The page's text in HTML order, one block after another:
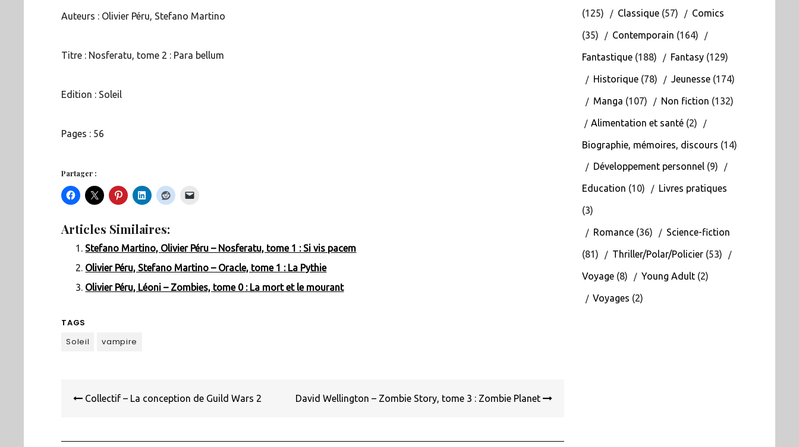
Auteurs : Olivier Péru, Stefano Martino
Titre : Nosferatu, tome 2 : Para bellum
Edition : Soleil
Pages : 56
Partager :
Articles Similaires:
Stefano Martino, Olivier Péru – Nosferatu, tome 1 : Si vis pacem
Olivier Péru, Stefano Martino – Oracle, tome 1 : La Pythie
Olivier Péru, Léoni – Zombies, tome 0 : La mort et le mourant
TAGS
Soleil
vampire
de
Collectif – La conception de Guild Wars 2 David Wellington – Zombie Story, tome 3 : Zombie Planet
(125) Classique(57) Comics
(35) Contemporain (164)
Fantastique(188) Fantasy(129)
Historique(78) Jeunesse(174)
Manga (107) Non fiction (132)
Alimentation et santé(2)
Biographie, mémoires, discours (14)
Développement personnel(9)
Education (10) Livres pratiques
(3)
Romance(36) Science-fiction
(81) Thriller/Polar/Policier(53)
Voyage(8) Young Adult(2)
Voyages (2)